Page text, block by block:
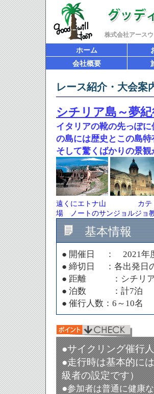
株式会社アース
ホーム
会社概要
レース紹介・大会案
シチリア島～夢
イタリアの靴の先っぽ
の島には歴史とこの島特
そして驚くばかりの景
遠くにエトナ山
カ
場 ノートのサンジョルジョ
基本情報
● 開催日 ： 2021年
● 締切日 ：各出発日
● 距離 ：シチリア
● 泊数 ：計7泊
● 催行人数：6～10名
●サイクリング催行
●走行時は基本的に
級者の設定です）
●参加者は普通に健康